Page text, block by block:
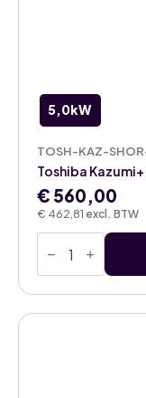
5,0kW
TOSH-KAZ-
€ 462,81 excl. BTW
Toshiba
€ 560,00
Toshiba
Kazumi+
airco
binnenunit
zwart